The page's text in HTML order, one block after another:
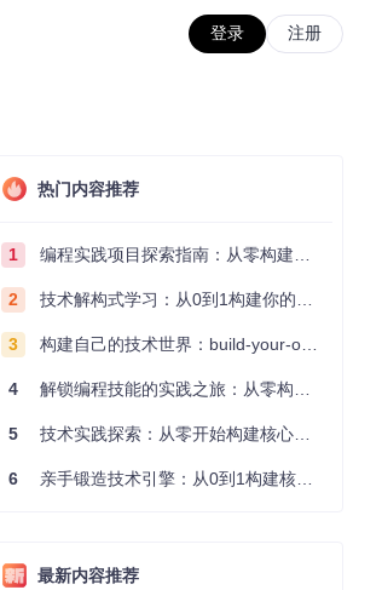
登录 注册
热门内容推荐
1 编程实践项目探索指南：从零构建技术能力体系
2 技术解构式学习：从0到1构建你的编程知识体系
3 构建自己的技术世界：build-your-own-x项目的实践探索指南
4 解锁编程技能的实践之旅：从零构建你的技术世界
5 技术实践探索：从零开始构建核心系统的实践指南
6 亲手锻造技术引擎：从0到1构建核心系统的实践指南
最新内容推荐